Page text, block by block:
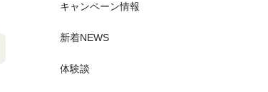
キャンペーン情報
新着NEWS
体験談